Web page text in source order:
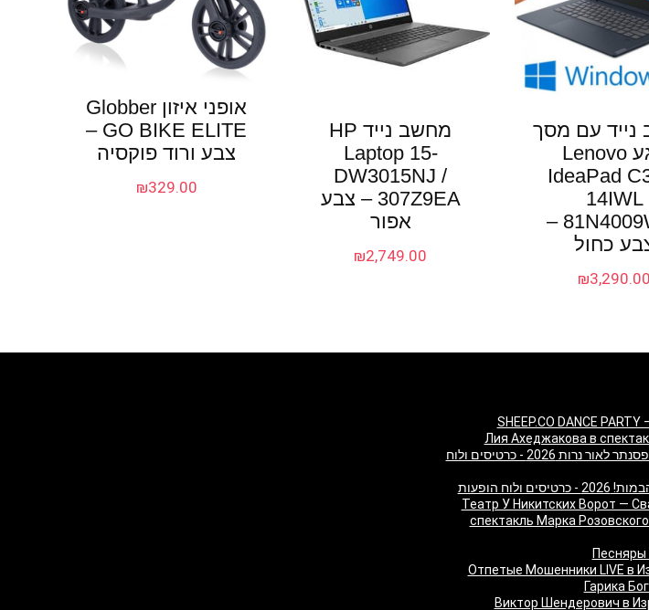
עם מסך
מגע Lenovo
IdeaPad
14IWL
81N4009WIV –
כחול
₪3,290.00
מחשב נייד HP
Laptop 15-
DW3015NJ /
307Z9EA – צבע
אפור
₪2,749.00
אופני איזון Globber
GO BIKE ELITE –
צבע ורוד פוקסיה
₪329.00
SHEEP.CO DANCE
Лия Ахеджакова в
משופן ועד AC/DC - מופע פסנתר לאור נרות 2026 - כרטיסים ולוח
הופעות
"Театр У Никитских Ворот —
спектакль Марка
Отпетые Мошенники LIVE в
Гарика
Виктор Шендерович в